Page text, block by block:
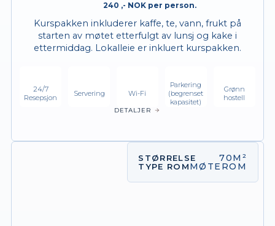
240 ,- NOK per person.
Kurspakken inkluderer kaffe, te, vann, frukt på
starten av møtet etterfulgt av lunsj og kake i
ettermiddag. Lokalleie er inkluert kurspakken.
24/7
Resepsjon
Servering Wi-Fi
Parkering
(begrenset
kapasitet)
Grønn
hostell
DETALJER
STØRRELSE 70M²
TYPE ROMMØTEROM